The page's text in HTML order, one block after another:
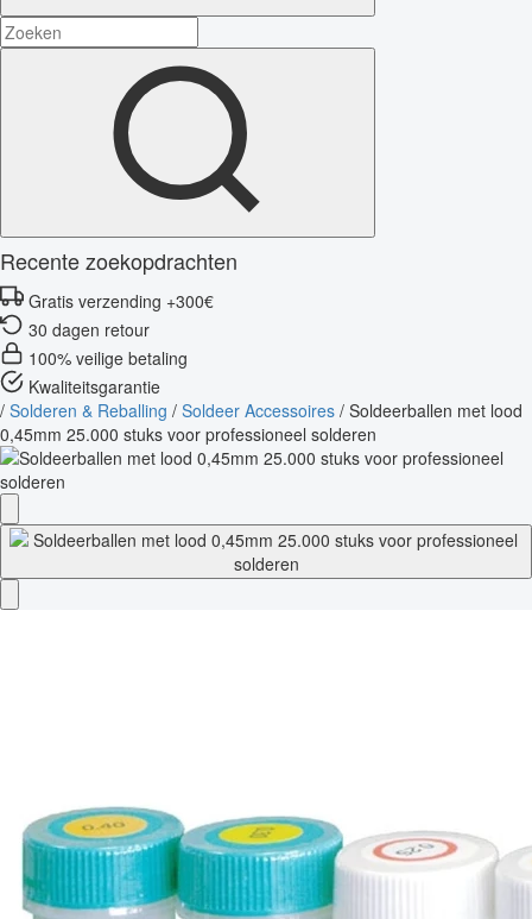
Recente zoekopdrachten
Gratis verzending +300€
30 dagen retour
100% veilige betaling
Kwaliteitsgarantie
/ Solderen & Reballing / Soldeer Accessoires / Soldeerballen met lood
0,45mm 25.000 stuks voor professioneel solderen